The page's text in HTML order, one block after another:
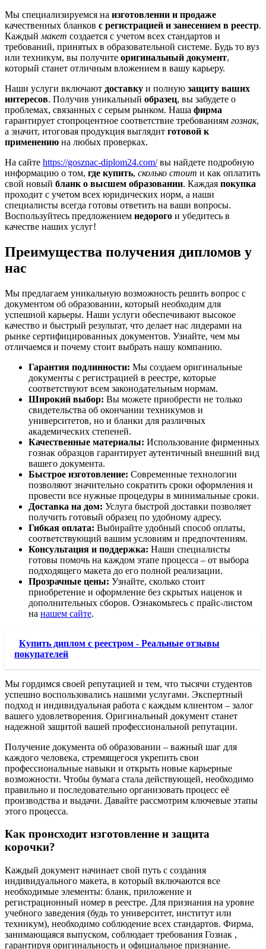
Мы специализируемся на изготовлении и продаже
качественных бланков с регистрацией и занесением в реестр.
Каждый макет создается с учетом всех стандартов и
требований, принятых в образовательной системе. Будь то вуз
или техникум, вы получите оригинальный документ,
который станет отличным вложением в вашу карьеру.
Наши услуги включают доставку и полную защиту ваших
интересов. Получив уникальный образец, вы забудете о
проблемах, связанных с серым рынком. Наша фирма
гарантирует стопроцентное соответствие требованиям гознак,
а значит, итоговая продукция выглядит готовой к
применению на любых проверках.
На сайте https://gosznac-diplom24.com/вы найдете подробную
информацию о том, где купить, сколько стоит и как оплатить
свой новый бланк о высшем образовании. Каждая покупка
проходит с учетом всех юридических норм, а наши
специалисты всегда готовы ответить на ваши вопросы.
Воспользуйтесь предложением недорого и убедитесь в
качестве наших услуг!
Преимущества получения дипломов у
нас
Мы предлагаем уникальную возможность решить вопрос с
документом об образовании, который необходим для
успешной карьеры. Наши услуги обеспечивают высокое
качество и быстрый результат, что делает нас лидерами на
рынке сертифицированных документов. Узнайте, чем мы
отличаемся и почему стоит выбрать нашу компанию.
Гарантия подлинности: Мы создаем оригинальные
документы с регистрацией в реестре, которые
соответствуют всем законодательным нормам.
Широкий выбор: Вы можете приобрести не только
свидетельства об окончании техникумов и
университетов, но и бланки для различных
академических степеней.
Качественные материалы: Использование фирменных
гознак образцов гарантирует аутентичный внешний вид
вашего документа.
Быстрое изготовление: Современные технологии
позволяют значительно сократить сроки оформления и
провести все нужные процедуры в минимальные сроки.
Доставка на дом: Услуга быстрой доставки позволяет
получить готовый образец по удобному адресу.
Гибкая оплата: Выбирайте удобный способ оплаты,
соответствующий вашим условиям и предпочтениям.
Консультация и поддержка: Наши специалисты
готовы помочь на каждом этапе процесса – от выбора
подходящего макета до его полной реализации.
Прозрачные цены: Узнайте, сколько стоит
приобретение и оформление без скрытых наценок и
дополнительных сборов. Ознакомьтесь с прайс-листом
на нашем сайте.
Купить диплом с реестром - Реальные отзывы
покупателей
Мы гордимся своей репутацией и тем, что тысячи студентов
успешно воспользовались нашими услугами. Экспертный
подход и индивидуальная работа с каждым клиентом – залог
вашего удовлетворения. Оригинальный документ станет
надежной защитой вашей профессиональной репутации.
Получение документа об образовании – важный шаг для
каждого человека, стремящегося укрепить свои
профессиональные навыки и открыть новые карьерные
возможности. Чтобы бумага стала действующей, необходимо
правильно и последовательно организовать процесс её
производства и выдачи. Давайте рассмотрим ключевые этапы
этого процесса.
Как происходит изготовление и защита
корочки?
Каждый документ начинает свой путь с создания
индивидуального макета, в который включаются все
необходимые элементы: бланк, приложение и
регистрационный номер в реестре. Для признания на уровне
учебного заведения (будь то университет, институт или
техникум), необходимо соблюдение всех стандартов. Фирма,
занимающаяся выпуском, соблюдает требования Гознак ,
гарантируя оригинальность и официальное признание.